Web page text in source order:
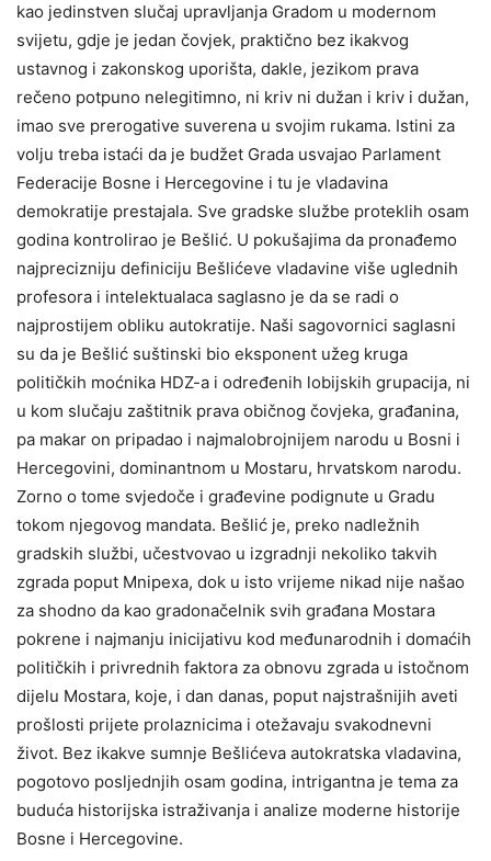
kao jedinstven slučaj upravljanja Gradom u modernom
svijetu, gdje je jedan čovjek, praktično bez ikakvog
ustavnog i zakonskog uporišta, dakle, jezikom prava
rečeno potpuno nelegitimno, ni kriv ni dužan i kriv i dužan,
imao sve prerogative suverena u svojim rukama. Istini za
volju treba istaći da je budžet Grada usvajao Parlament
Federacije Bosne i Hercegovine i tu je vladavina
demokratije prestajala. Sve gradske službe proteklih osam
godina kontrolirao je Bešlić. U pokušajima da pronađemo
najprecizniju definiciju Bešlićeve vladavine više uglednih
profesora i intelektualaca saglasno je da se radi o
najprostijem obliku autokratije. Naši sagovornici saglasni
su da je Bešlić suštinski bio eksponent užeg kruga
političkih moćnika HDZ-a i određenih lobijskih grupacija, ni
u kom slučaju zaštitnik prava običnog čovjeka, građanina,
pa makar on pripadao i najmalobrojnijem narodu u Bosni i
Hercegovini, dominantnom u Mostaru, hrvatskom narodu.
Zorno o tome svjedoče i građevine podignute u Gradu
tokom njegovog mandata. Bešlić je, preko nadležnih
gradskih službi, učestvovao u izgradnji nekoliko takvih
zgrada poput Mnipexa, dok u isto vrijeme nikad nije našao
za shodno da kao gradonačelnik svih građana Mostara
pokrene i najmanju inicijativu kod međunarodnih i domaćih
političkih i privrednih faktora za obnovu zgrada u istočnom
dijelu Mostara, koje, i dan danas, poput najstrašnijih aveti
prošlosti prijete prolaznicima i otežavaju svakodnevni
život. Bez ikakve sumnje Bešlićeva autokratska vladavina,
pogotovo posljednjih osam godina, intrigantna je tema za
buduća historijska istraživanja i analize moderne historije
Bosne i Hercegovine.